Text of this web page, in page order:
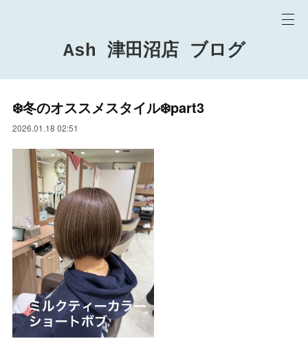
Ash 津田沼店 ブログ
❄️冬のオススメスタイル❄️part3
2026.01.18 02:51